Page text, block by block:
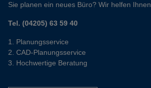
Sie planen ein neues Büro? Wir helfen
Tel. (04205) 63 59 40
Planungsservice
CAD-Planungsservice
Hochwertige Beratung